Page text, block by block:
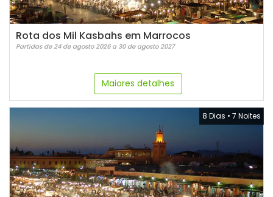
Rota dos Mil Kasbahs em Marrocos
Partidas de 24 de agosto 2026 a 30 de agosto 2027
Maiores detalhes
8 Dias • 7 Noites